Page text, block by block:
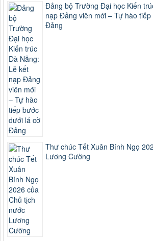
Đảng bộ Trường Đại học Kiến
nạp Đảng viên mới – Tự hào
Đảng
Thư chúc Tết Xuân Bính Ngọ
Lương Cường